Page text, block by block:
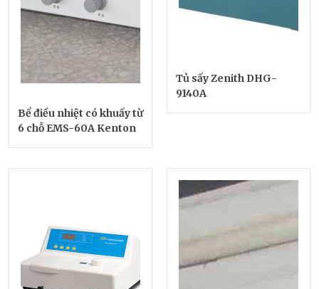
Bể điều nhiệt có khuấy từ
6 chỗ EMS-60A Kenton
Tủ sấy Zenith DHG-
9140A